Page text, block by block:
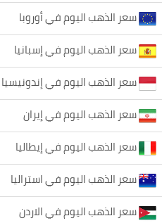
سعر الذهب اليوم في أوروبا
سعر الذهب اليوم في إسبانيا
سعر الذهب اليوم في إندونيسيا
سعر الذهب اليوم في إيران
سعر الذهب اليوم في إيطاليا
سعر الذهب اليوم في استراليا
سعر الذهب اليوم في الاردن